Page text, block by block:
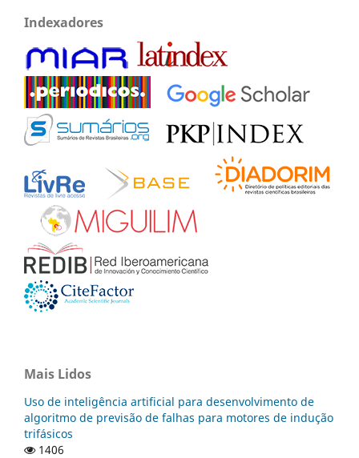
Indexadores
Mais Lidos
Uso de inteligência artificial para desenvolvimento de
algoritmo de previsão de falhas para motores de indução
trifásicos
1406